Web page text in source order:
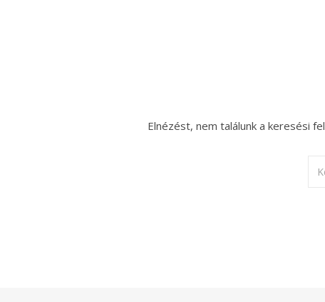
Elnézést, nem találunk a keresési